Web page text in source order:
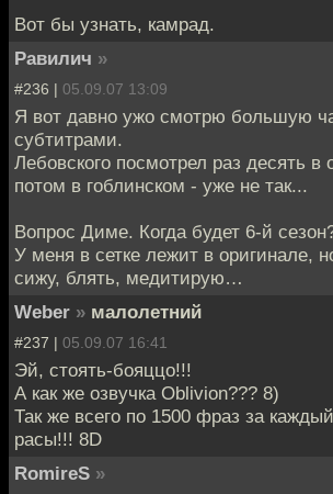
Вот бы узнать, камрад.
Равилич »
#236 | 05.09.07 13:09
Я вот давно ужо смотрю большую
субтитрами.
Лебовского посмотрел раз десять в
потом в гоблинском - уже не так...
Вопрос Диме. Когда будет 6-й
У меня в сетке лежит в оригинале,
сижу, блять, медитирую…
Weber » малолетний
#237 | 05.09.07 16:41
Эй, стоять-бояццо!!!
А как же озвучка Oblivion??? 8)
Так же всего по 1500 фраз за
расы!!! 8D
RomireS »